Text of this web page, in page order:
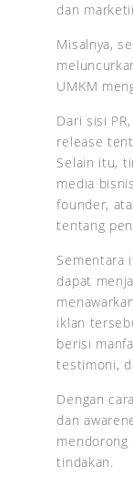
dan
Misalnya,
UMKM
Dari sisi
release
Selain itu,
media
founder,
tentang
Sementara
dapat
iklan
berisi
testimoni,
Dengan
dan
mendorong
tindakan.